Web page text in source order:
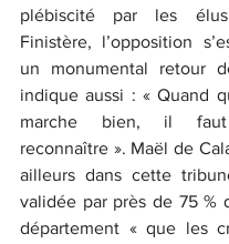
plébiscité par les
Finistère, l’opposition
un monumental retour
indique aussi : « Quand
marche bien, il
reconnaître ». Maël de
ailleurs dans cette
validée par près de 75 %
département « que les